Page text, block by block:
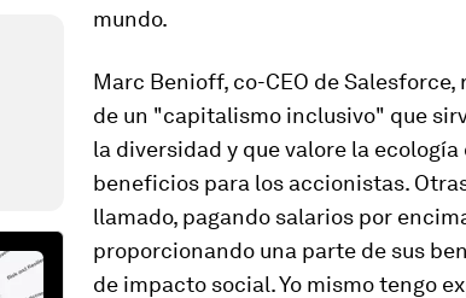
mundo.
Marc Benioff, co-CEO de
de un "capitalismo inclusivo" que
la diversidad y que valore la
beneficios para los accionistas.
llamado, pagando salarios por
proporcionando una parte de sus
de impacto social. Yo mismo tengo